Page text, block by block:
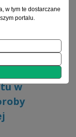
w
w tym te dostarczane
portalu.